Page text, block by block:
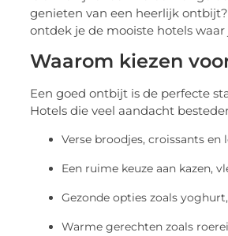
genieten van een heerlijk
ontdek je de mooiste hotels
Waarom kiezen
Een goed ontbijt is de perfecte
Hotels die veel aandacht
Verse broodjes, croissants en
Een ruime keuze aan kazen,
Gezonde opties zoals
Warme gerechten zoals